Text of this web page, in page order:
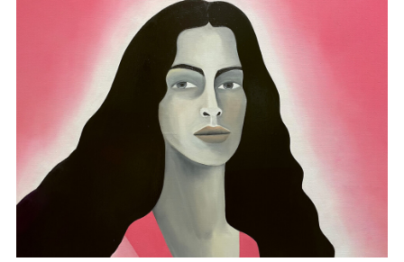
Staatsoper Stuttgart
Opernhaus
Zum letzten Mal in dieser Spielzeit
La Cenerentola
26.04.2027
19:00 - 22:30
Di, 27.04.2027